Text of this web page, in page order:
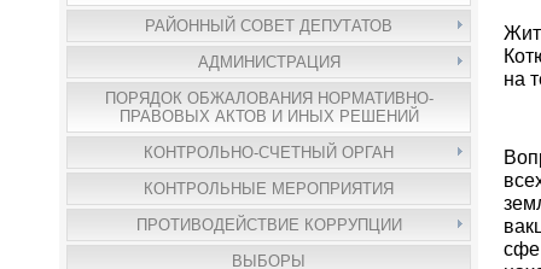
РАЙОННЫЙ СОВЕТ ДЕПУТАТОВ
АДМИНИСТРАЦИЯ
ПОРЯДОК ОБЖАЛОВАНИЯ НОРМАТИВНО-
ПРАВОВЫХ АКТОВ И ИНЫХ РЕШЕНИЙ
КОНТРОЛЬНО-СЧЕТНЫЙ ОРГАН
КОНТРОЛЬНЫЕ МЕРОПРИЯТИЯ
ПРОТИВОДЕЙСТВИЕ КОРРУПЦИИ
ВЫБОРЫ
на